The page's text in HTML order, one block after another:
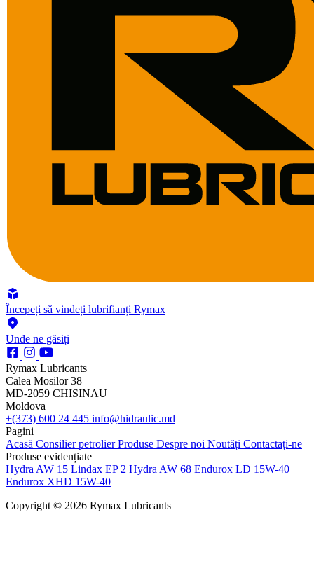
Începeți să vindeți lubrifianți Rymax
Unde ne găsiți
Rymax Lubricants
Calea Mosilor 38
MD-2059 CHISINAU
Moldova
+(373) 600 24 445 info@hidraulic.md
Pagini
Acasă Consilier petrolierProduse Despre noi Noutăți Contactați-ne
Produse evidențiate
Hydra AW 15 Lindax EP 2 Hydra AW 68 Endurox LD 15W-40
Endurox XHD 15W-40
Copyright © 2026 Rymax Lubricants